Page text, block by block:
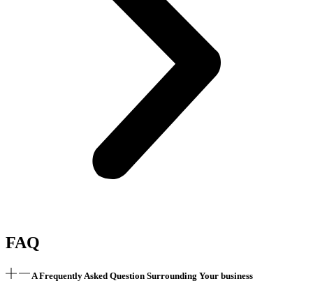
FAQ
A Frequently Asked Question Surrounding Your business